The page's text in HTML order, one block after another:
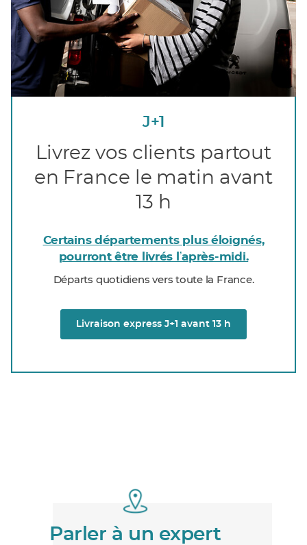
J+1
Livrez vos clients partout
en France le matin avant
13 h
Certains départements plus éloignés,
pourront être livrés lʼaprès-midi.
Départs quotidiens vers toute la France.
Livraison express J+1 avant 13 h
Parler à un expert